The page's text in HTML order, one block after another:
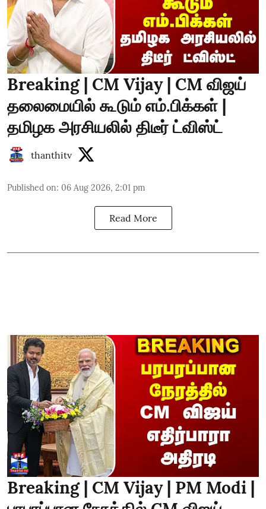
Breaking | CM Vijay | CM விஜய்
தலைமையில் கூடும் எம்.பிக்கள் |
தமிழக அரசியலில் திடீர் ட்விஸ்ட்
thanthitv
Published on: 06 Aug 2026, 2:01 pm
Read More
Breaking | CM Vijay | PM Modi |